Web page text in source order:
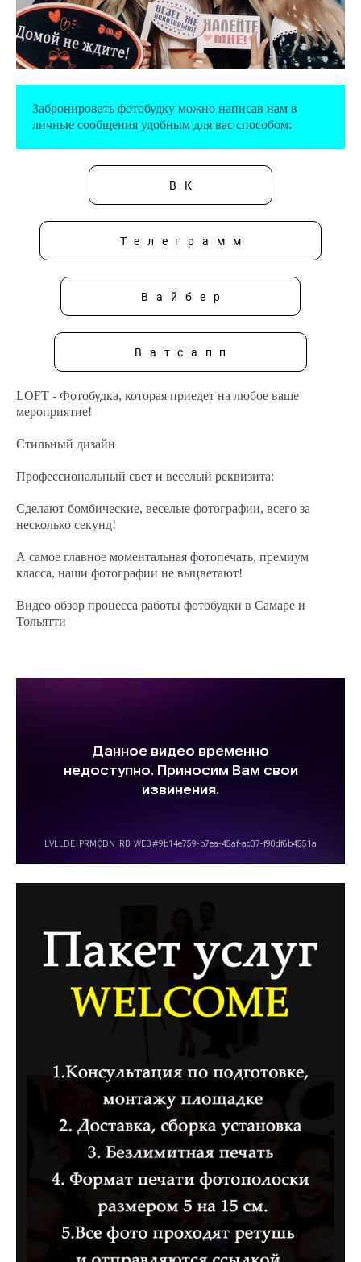
Забронировать фотобудку можно написав нам в
личные сообщения удобным для вас способом:
ВК
Телеграмм
Вайбер
Ватсапп
LOFT - Фотобудка, которая приедет на любое ваше
мероприятие!
Стильный дизайн
Профессиональный свет и веселый реквизита:
Сделают бомбические, веселые фотографии, всего за
несколько секунд!
А самое главное моментальная фотопечать, премиум
класса, наши фотографии не выцветают!
Видео обзор процесса работы фотобудки в Самаре и
Тольятти